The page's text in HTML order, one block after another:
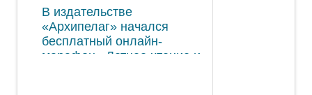
В издательстве
«Архипелаг» начался
бесплатный онлайн-
марафон «Летнее чтение и